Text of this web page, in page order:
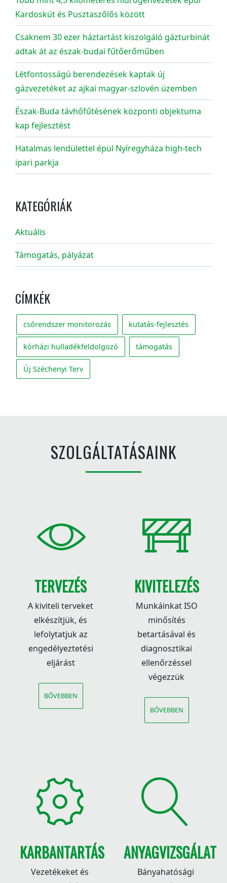
Kardoskút és Pusztaszőlős között
Csaknem 30 ezer háztartást kiszolgáló gázturbinát
adtak át az észak-budai fűtőerőműben
Létfontosságú berendezések kaptak új
gázvezetéket az ajkai magyar-szlovén üzemben
Észak-Buda távhőfűtésének központi objektuma
kap fejlesztést
Hatalmas lendülettel épül Nyíregyháza high-tech
ipari parkja
KATEGÓRIÁK
Aktuális
Támogatás, pályázat
CÍMKÉK
csőrendszer monitorozás kutatás-fejlesztés
kórházi hulladékfeldolgozó támogatás
Új Széchenyi Terv
SZOLGÁLTATÁSAINK
TERVEZÉS
A kiviteli terveket
elkészítjük, és
lefolytatjuk az
engedélyeztetési
eljárást
BŐVEBBEN
KIVITELEZÉS
Munkáinkat ISO
minősítés
betartásával és
diagnosztikai
ellenőrzéssel
végezzük
BŐVEBBEN
KARBANTARTÁS
Vezetékeket és
ANYAGVIZSGÁLAT
Bányahatósági